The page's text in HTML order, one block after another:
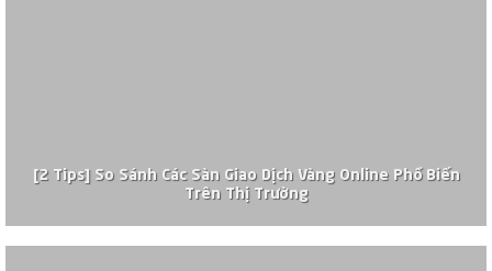
[2 Tips] So Sánh Các Sàn Giao Dịch Vàng Online Phổ Biến
Trên Thị Trường